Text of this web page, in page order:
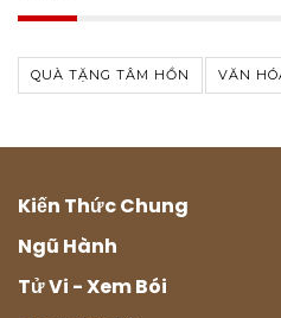
QUÀ TẶNG TÂM HỒN VĂN
Kiến Thức Chung
Ngũ Hành
Tử Vi - Xem Bói